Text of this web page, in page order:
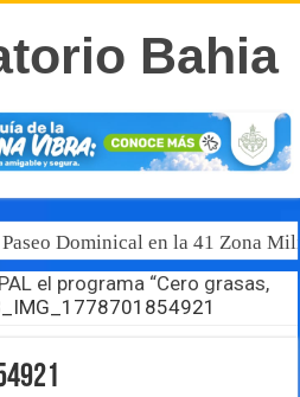
Dominical en la 41 Zona
el programa “Cero grasas,